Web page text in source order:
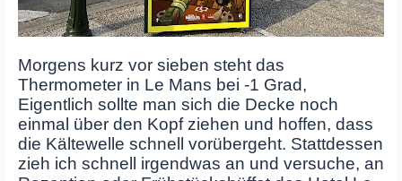
Morgens kurz vor sieben steht das
Thermometer in Le Mans bei -1 Grad,
Eigentlich sollte man sich die Decke noch
einmal über den Kopf ziehen und hoffen, dass
die Kältewelle schnell vorübergeht. Stattdessen
zieh ich schnell irgendwas an und versuche, an